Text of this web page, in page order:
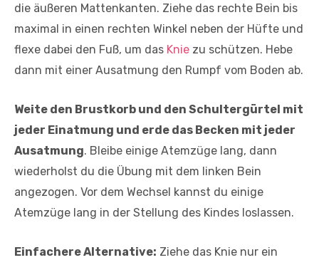
die äußeren Mattenkanten. Ziehe das rechte Bein bis
maximal in einen rechten Winkel neben der Hüfte und
flexe dabei den Fuß, um das Knie zu schützen. Hebe
dann mit einer Ausatmung den Rumpf vom Boden ab.
Weite den Brustkorb und den Schultergürtel mit
jeder Einatmung und erde das Becken mit jeder
Ausatmung. Bleibe einige Atemzüge lang, dann
wiederholst du die Übung mit dem linken Bein
angezogen. Vor dem Wechsel kannst du einige
Atemzüge lang in der Stellung des Kindes loslassen.
Einfachere Alternative: Ziehe das Knie nur ein